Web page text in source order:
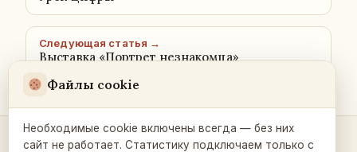
Следующая статья →
Выставка «Портрет незнакомца»
Файлы cookie
Необходимые cookie включены всегда — без них
сайт не работает. Статистику подключаем только с